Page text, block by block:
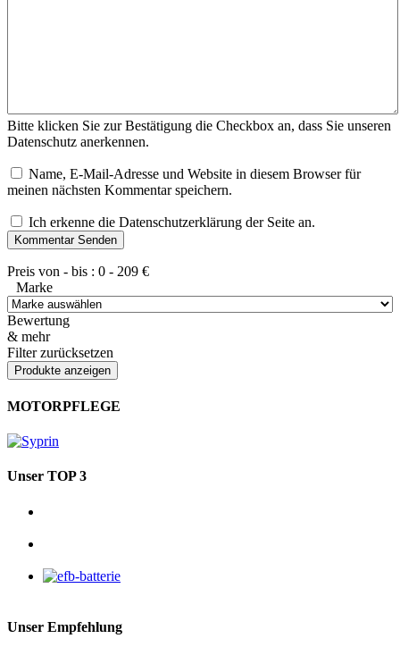
Bitte klicken Sie zur Bestätigung die Checkbox an, dass Sie unseren
Datenschutz anerkennen.
Name, E-Mail-Adresse und Website in diesem Browser für
meinen nächsten Kommentar speichern.
Ich erkenne die Datenschutzerklärung der Seite an.
Preis von - bis : 0 - 209 €
Marke
Bewertung
& mehr
Filter zurücksetzen
MOTORPFLEGE
Unser TOP 3
Unser Empfehlung